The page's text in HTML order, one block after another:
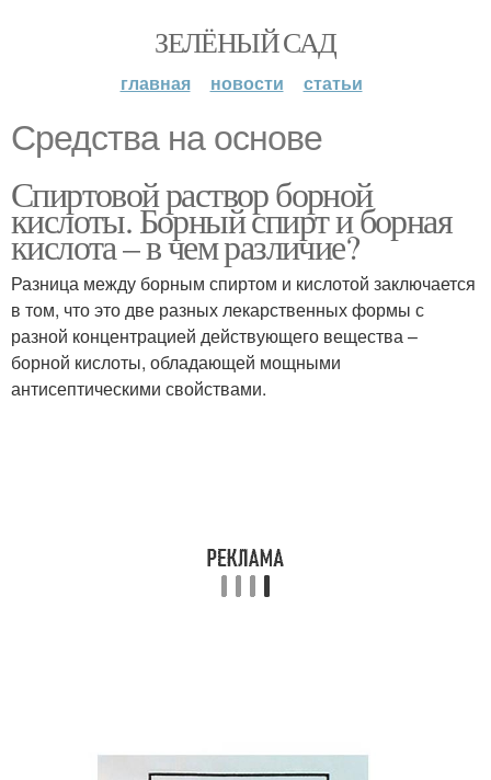
ЗЕЛЁНЫЙ САД
главная новости статьи
Средства на основе
Спиртовой раствор борной
кислоты. Борный спирт и борная
кислота – в чем различие?
Разница между борным спиртом и кислотой заключается
в том, что это две разных лекарственных формы с
разной концентрацией действующего вещества –
борной кислоты, обладающей мощными
антисептическими свойствами.